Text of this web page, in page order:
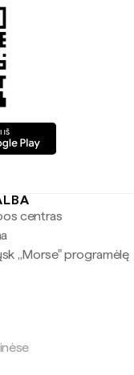
centras
„Morse" programėlę